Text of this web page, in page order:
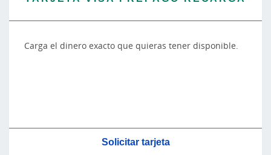
Carga el dinero exacto que quieras tener disponible.
Solicitar tarjeta